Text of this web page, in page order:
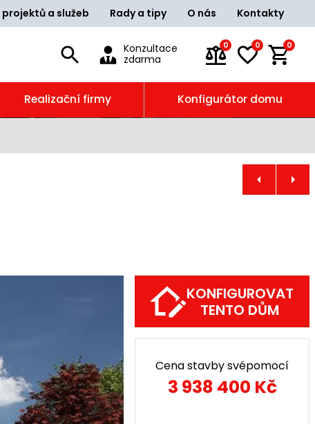
projektů a služeb Rady a tipy O nás Kontakty
Konzultace
zdarma
0 0 0
Realizační firmy Konfigurátor domu
KONFIGUROVAT
TENTO DŮM
Cena stavby svépomocí
3 938 400 Kč